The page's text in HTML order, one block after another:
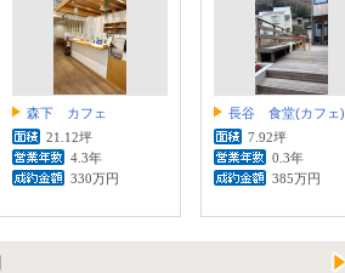
森下 カフェ
21.12坪
4.3年
330万円
長谷 食堂(カフェ)
7.92坪
0.3年
385万円